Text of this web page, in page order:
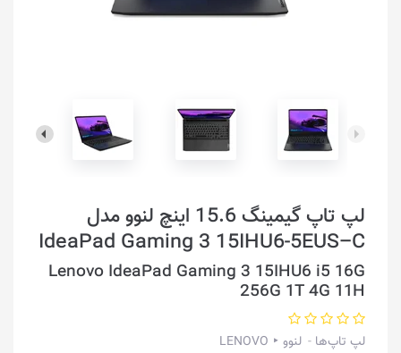
لپ تاپ گیمینگ 15.6 اینچ لنوو مدل
IdeaPad Gaming 3 15IHU6-5EUS–C
Lenovo IdeaPad Gaming 3 15IHU6 i5 16G
256G 1T 4G 11H
لپ تاپ‌ها لنوو ‣ LENOVO